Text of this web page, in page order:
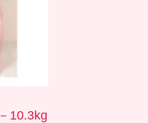
－10.3kg